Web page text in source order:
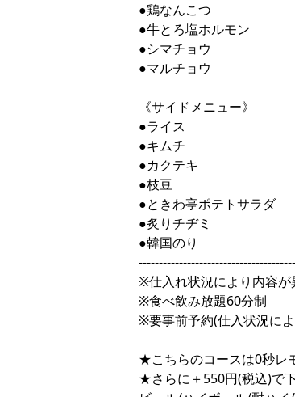
●鶏なんこつ
●牛とろ塩ホルモン
●シマチョウ
●マルチョウ
《サイドメニュー》
●ライス
●キムチ
●カクテキ
●枝豆
●ときわ亭ポテトサラダ
●炙りチヂミ
●韓国のり
※仕入れ状況により内容が
※食べ飲み放題60分制
※要事前予約(仕入状況に
★こちらのコースは0秒レ
★さらに＋550円(税込)で